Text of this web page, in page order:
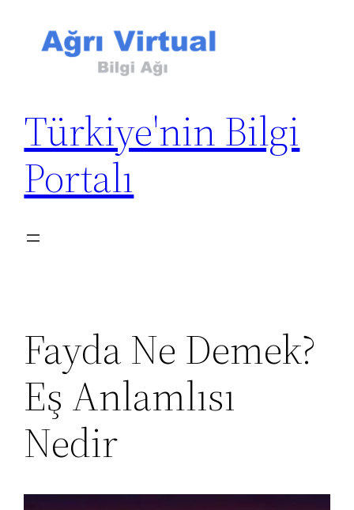
Türkiye'nin Bilgi
Portalı
Fayda Ne Demek?
Eş Anlamlısı
Nedir